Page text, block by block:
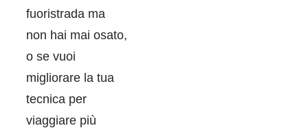
fuoristrada ma
non hai mai osato,
o se vuoi
migliorare la tua
tecnica per
viaggiare più